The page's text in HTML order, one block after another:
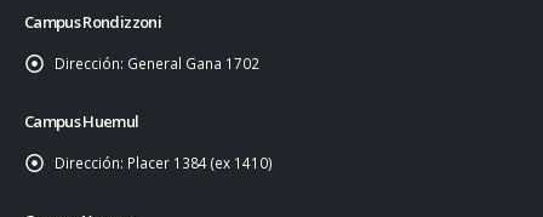
Campus Rondizzoni
Dirección: General Gana 1702
Campus Huemul
Dirección: Placer 1384 (ex 1410)